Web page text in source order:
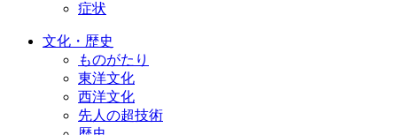
症状
文化・歴史
ものがたり
東洋文化
西洋文化
先人の超技術